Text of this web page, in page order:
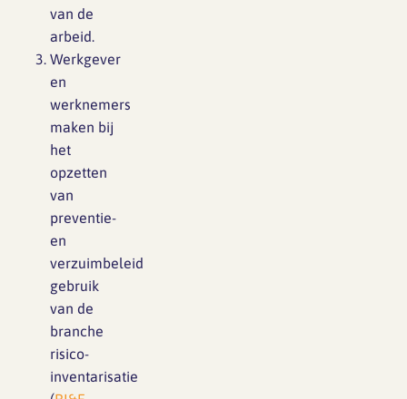
van de
arbeid.
Werkgever
en
werknemers
maken bij
het
opzetten
van
preventie-
en
verzuimbeleid
gebruik
van de
branche
risico-
inventarisatie